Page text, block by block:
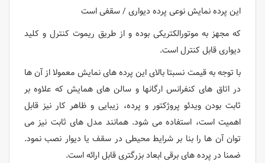
این پرده نمایش نوعی پرده دیواری / سقفی است
که مجهز به موتورالکتریکی بوده و از طریق ریموت کنترل و کلید
دیواری قابل کنترل است.
با توجه به قیمت نسبتا بالای این پرده های نمایش معمولا از آن ها
در اتاق های کنفرانس ارگانها و سالن های همایش که علاوه بر
ثابت بودن ویدئو پروژکتور و پرده، زیبایی و ظاهر کار نیز قابل
اهمیت است، استفاده می شود. همانند مدل های ثابت نیز می
توان آن ها را بنا بر شرایط محیطی در سقف یا دیوار نصب نمود.
ضمنا در پرده های برقی ابعاد بزرگتری قابل ارائه است.